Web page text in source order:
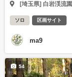
[埼玉県] 白岩渓流園
ソロ 区画サイト
ma9
54